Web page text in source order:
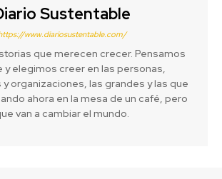
Sustentable
www.diariosustentable.com/
que merecen crecer. Pensamos
y elegimos creer en las personas,
organizaciones, las grandes y las que
ahora en la mesa de un café, pero
van a cambiar el mundo.